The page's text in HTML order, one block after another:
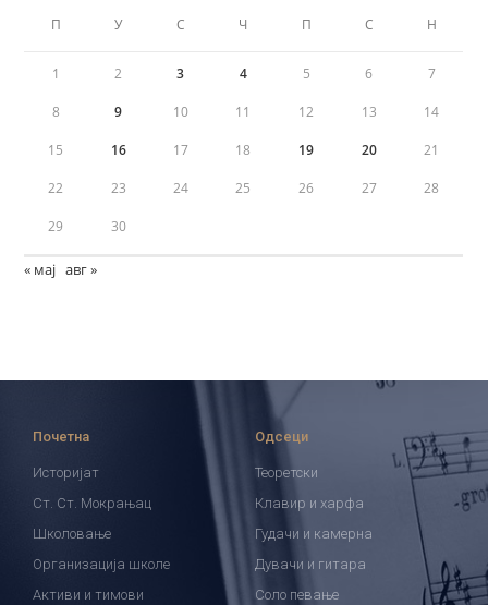
П У С Ч П С Н
1 2 3 4 5 6 7
8 9 10 11 12 13 14
15 16 17 18 19 20 21
22 23 24 25 26 27 28
29 30
« мај авг »
Почетна
Историјат
Ст. Ст. Мокрањац
Школовање
Организација школе
Активи и тимови
Одсеци
Теоретски
Клавир и харфа
Гудачи и камерна
Дувачи и гитара
Соло певање